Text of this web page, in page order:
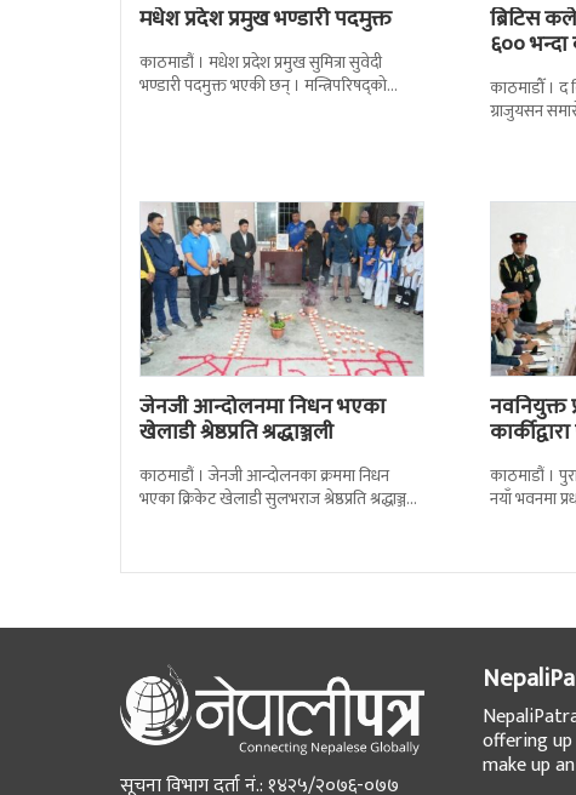
मधेश प्रदेश प्रमुख भण्डारी पदमुक्त
काठमाडौं । मधेश प्रदेश प्रमुख सुमित्रा सुवेदी
भण्डारी पदमुक्त भएकी छन् । मन्त्रिपरिषद्को
ब्रिटिस
६०० भन्दा
काठमाडौँ ।
ग्राजुयसन
जेनजी आन्दोलनमा निधन भएका
खेलाडी श्रेष्ठप्रति श्रद्धाञ्जली
काठमाडौं । जेनजी आन्दोलनका क्रममा निधन
भएका क्रिकेट खेलाडी सुलभराज श्रेष्ठप्रति श्रद्धाञ्जली
नवनियुक्त
काठमाडौं ।
नयाँ भवनमा
सूचना विभाग दर्ता नं.: १४२५/२०७६-०७७
offering
make up